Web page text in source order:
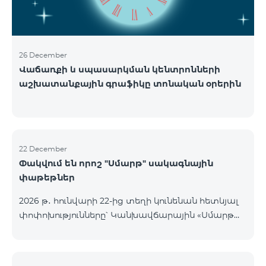
բերել նոր տեխնոլոգիաներով աշխատող բջջային
հեռախոսնե
26 December
Վաճառքի և սպասարկման կենտրոնների
աշխատանքային գրաֆիկը տոնական օրերին
22 December
Փակվում են որոշ "Սմարթ" սակագնային
փաթեթներ
2026 թ․ հունվարի 22-ից տեղի կունենան հետևյալ
փոփոխությունները՝ Կանխավճարային «Սմարթ